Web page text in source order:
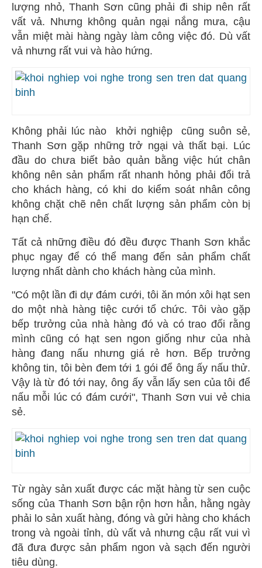
lượng nhỏ, Thanh Sơn cũng phải đi ship nên rất
vất vả. Nhưng không quản ngại nắng mưa, cậu
vẫn miệt mài hàng ngày làm công việc đó. Dù vất
vả nhưng rất vui và hào hứng.
Không phải lúc nào khởi nghiệp cũng suôn sẻ,
Thanh Sơn gặp những trở ngại và thất bại. Lúc
đầu do chưa biết bảo quản bằng việc hút chân
không nên sản phẩm rất nhanh hỏng phải đổi trả
cho khách hàng, có khi do kiểm soát nhân công
không chặt chẽ nên chất lượng sản phẩm còn bị
hạn chế.
Tất cả những điều đó đều được Thanh Sơn khắc
phục ngay để có thể mang đến sản phẩm chất
lượng nhất dành cho khách hàng của mình.
"Có một lần đi dự đám cưới, tôi ăn món xôi hạt sen
do một nhà hàng tiệc cưới tổ chức. Tôi vào gặp
bếp trưởng của nhà hàng đó và có trao đổi rằng
mình cũng có hạt sen ngon giống như của nhà
hàng đang nấu nhưng giá rẻ hơn. Bếp trưởng
không tin, tôi bèn đem tới 1 gói để ông ấy nấu thử.
Vậy là từ đó tới nay, ông ấy vẫn lấy sen của tôi để
nấu mỗi lúc có đám cưới", Thanh Sơn vui vẻ chia
sẻ.
Từ ngày sản xuất được các mặt hàng từ sen cuộc
sống của Thanh Sơn bận rộn hơn hẳn, hằng ngày
phải lo sản xuất hàng, đóng và gửi hàng cho khách
trong và ngoài tỉnh, dù vất vả nhưng cậu rất vui vì
đã đưa được sản phẩm ngon và sạch đến người
tiêu dùng.